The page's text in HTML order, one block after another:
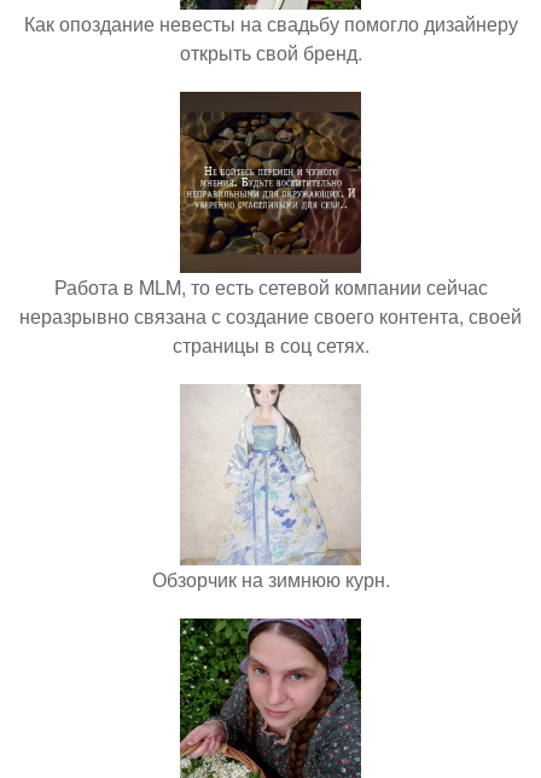
Как опоздание невесты на свадьбу помогло дизайнеру
открыть свой бренд.
Работа в MLM, то есть сетевой компании сейчас
неразрывно связана с создание своего контента, своей
страницы в соц сетях.
Обзорчик на зимнюю курн.